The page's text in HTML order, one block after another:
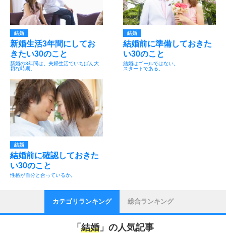
結婚
新婚生活3年間にしてお
きたい30のこと
新婚の3年間は、夫婦生活でいちばん大
切な時期。
結婚
結婚前に準備しておきた
い30のこと
結婚はゴールではない。
スタートである。
結婚
結婚前に確認しておきた
い30のこと
性格が自分と合っているか。
カテゴリランキング 総合ランキング
「 結婚」の人気記事